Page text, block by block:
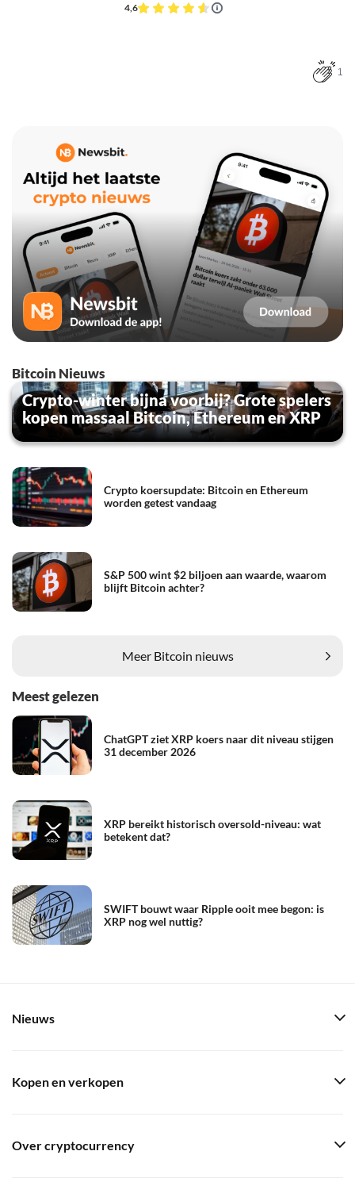
4,6
1
Bitcoin Nieuws
Crypto-winter bijna voorbij? Grote spelers
kopen massaal Bitcoin, Ethereum en XRP
Crypto koersupdate: Bitcoin en Ethereum
worden getest vandaag
S&P 500 wint $2 biljoen aan waarde, waarom
blijft Bitcoin achter?
Meer Bitcoin nieuws
Meest gelezen
ChatGPT ziet XRP koers naar dit niveau stijgen
31 december 2026
XRP bereikt historisch oversold-niveau: wat
betekent dat?
SWIFT bouwt waar Ripple ooit mee begon: is
XRP nog wel nuttig?
Nieuws
Kopen en verkopen
Over cryptocurrency